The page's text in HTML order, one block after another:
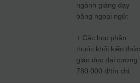
ngành giảng dạy
bằng ngoại ngữ:
+ Các học phần
thuộc khối kiến thức
giáo dục đại cương:
780.000 đ/tín chỉ.